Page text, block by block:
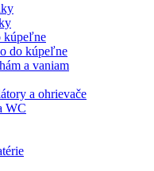
kúpeľne
do kúpeľne
a vaniam
a ohrievače
WC